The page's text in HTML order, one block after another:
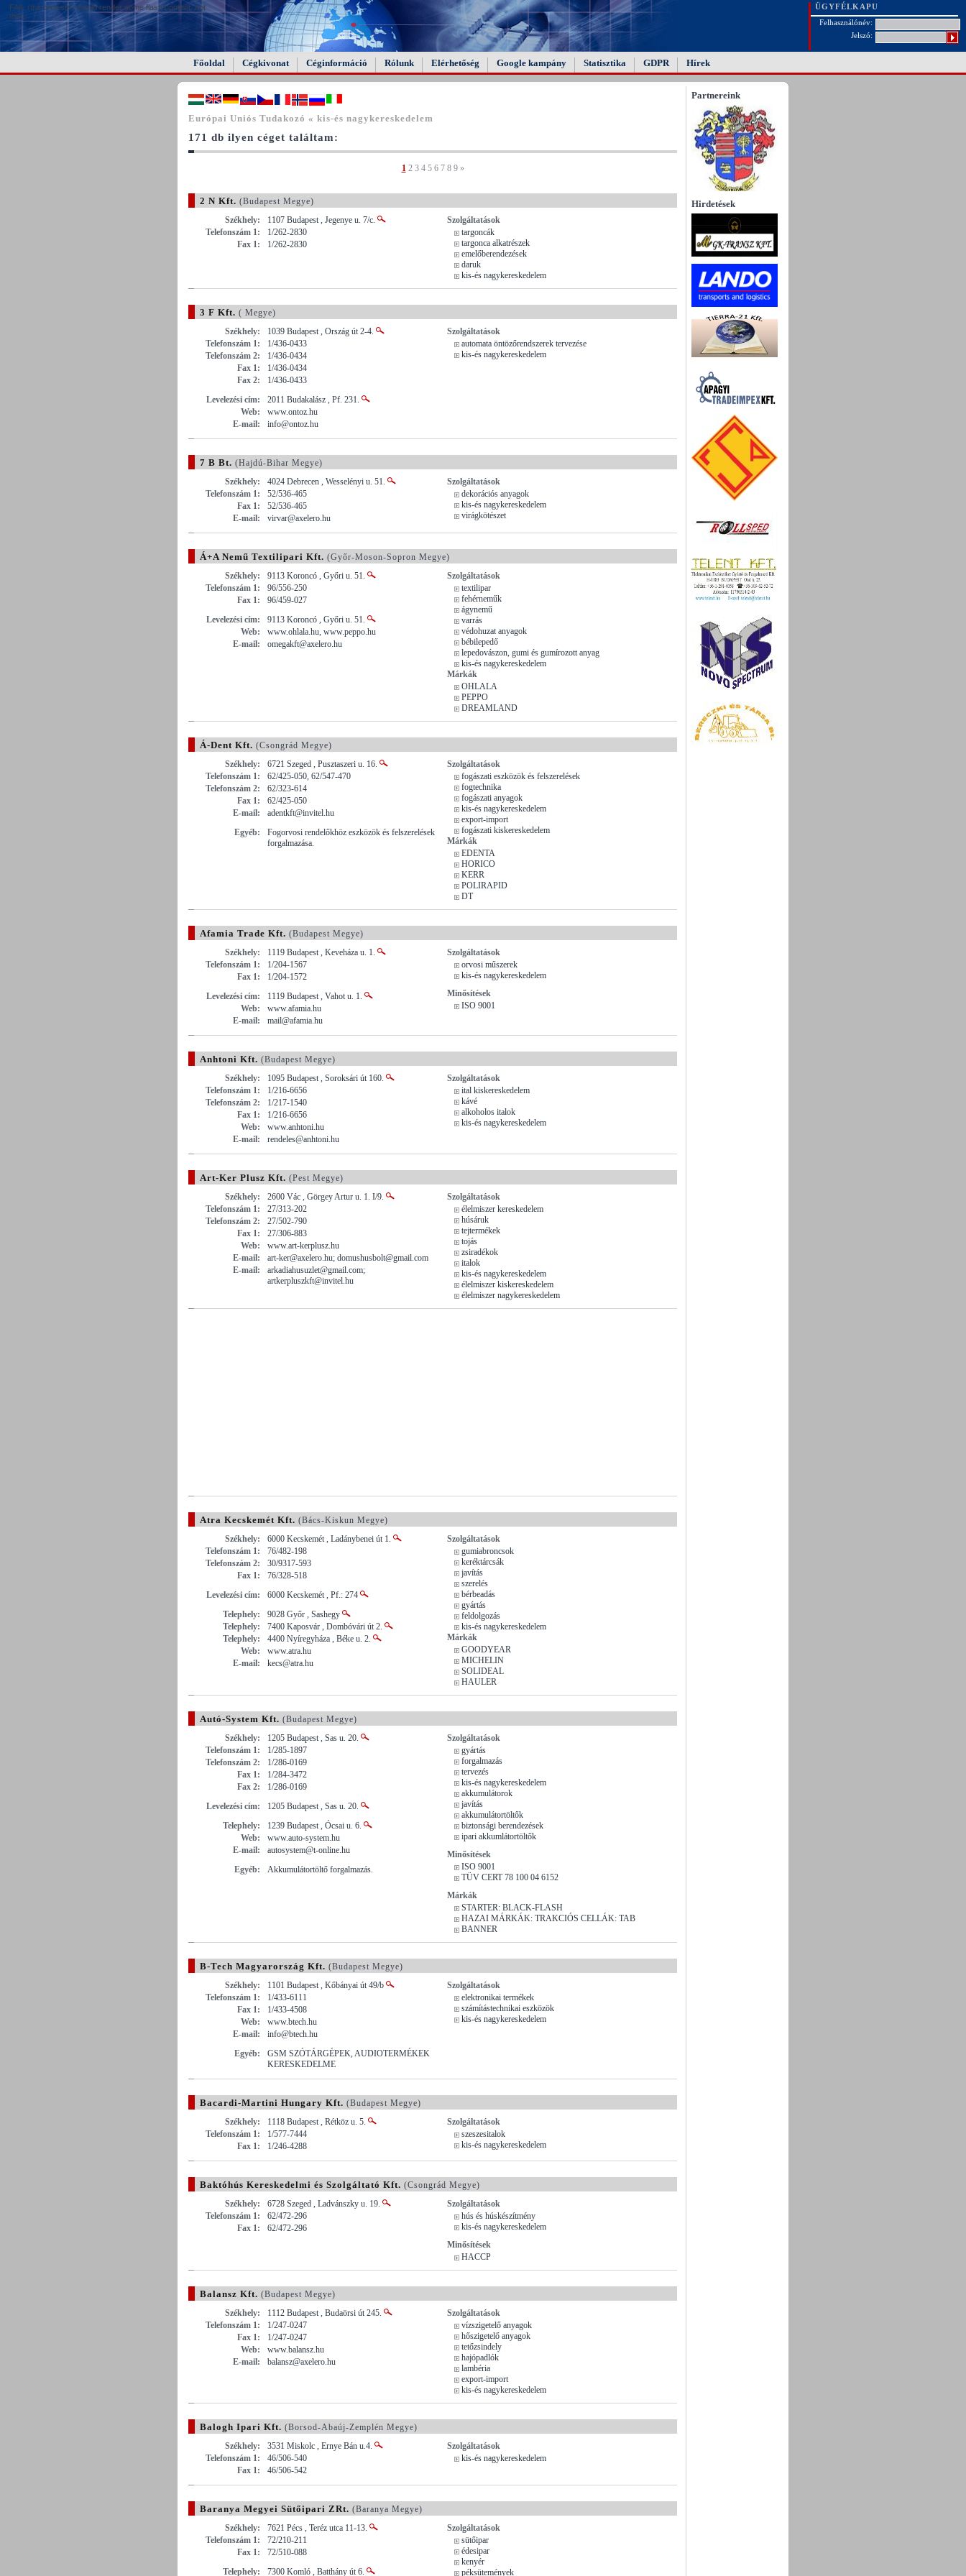
FAIL (the browser should render some flash content, not
this).
ÜGYFÉLKAPU
Felhasználónév:
Jelszó:
Főoldal Cégkivonat Céginformáció Rólunk Elérhetőség Google kampány Statisztika GDPR Hírek
Európai Uniós Tudakozó « kis-és nagykereskedelem
171 db ilyen céget találtam:
1 2 3 4 5 6 7 8 9 »
2 N Kft. (Budapest Megye)
Székhely:
1107 Budapest , Jegenye u. 7/c.
Telefonszám 1:
1/262-2830
Fax 1:
1/262-2830
Szolgáltatások
targoncák
targonca alkatrészek
emelőberendezések
daruk
kis-és nagykereskedelem
3 F Kft. ( Megye)
Székhely:
1039 Budapest , Ország út 2-4.
Telefonszám 1:
1/436-0433
Telefonszám 2:
1/436-0434
Fax 1:
1/436-0434
Fax 2:
1/436-0433
Levelezési cím:
2011 Budakalász , Pf. 231.
Web:
www.ontoz.hu
E-mail:
info@ontoz.hu
Szolgáltatások
automata öntözőrendszerek tervezése
kis-és nagykereskedelem
7 B Bt. (Hajdú-Bihar Megye)
Székhely:
4024 Debrecen , Wesselényi u. 51.
Telefonszám 1:
52/536-465
Fax 1:
52/536-465
E-mail:
virvar@axelero.hu
Szolgáltatások
dekorációs anyagok
kis-és nagykereskedelem
virágkötészet
Á+A Nemű Textilipari Kft. (Győr-Moson-Sopron Megye)
Székhely:
9113 Koroncó , Győri u. 51.
Telefonszám 1:
96/556-250
Fax 1:
96/459-027
Levelezési cím:
9113 Koroncó , Győri u. 51.
Web:
www.ohlala.hu, www.peppo.hu
E-mail:
omegakft@axelero.hu
Szolgáltatások
textilipar
fehérneműk
ágynemű
varrás
védohuzat anyagok
bébilepedő
lepedovászon, gumi és gumírozott anyag
kis-és nagykereskedelem
Márkák
OHLALA
PEPPO
DREAMLAND
Á-Dent Kft. (Csongrád Megye)
Székhely:
6721 Szeged , Pusztaszeri u. 16.
Telefonszám 1:
62/425-050, 62/547-470
Telefonszám 2:
62/323-614
Fax 1:
62/425-050
E-mail:
adentkft@invitel.hu
Egyéb:
Fogorvosi rendelőkhöz eszközök és felszerelések
forgalmazása.
Szolgáltatások
fogászati eszközök és felszerelések
fogtechnika
fogászati anyagok
kis-és nagykereskedelem
export-import
fogászati kiskereskedelem
Márkák
EDENTA
HORICO
KERR
POLIRAPID
DT
Afamia Trade Kft. (Budapest Megye)
Székhely:
1119 Budapest , Keveháza u. 1.
Telefonszám 1:
1/204-1567
Fax 1:
1/204-1572
Levelezési cím:
1119 Budapest , Vahot u. 1.
Web:
www.afamia.hu
E-mail:
mail@afamia.hu
Szolgáltatások
orvosi műszerek
kis-és nagykereskedelem
Minősítések
ISO 9001
Anhtoni Kft. (Budapest Megye)
Székhely:
1095 Budapest , Soroksári út 160.
Telefonszám 1:
1/216-6656
Telefonszám 2:
1/217-1540
Fax 1:
1/216-6656
Web:
www.anhtoni.hu
E-mail:
rendeles@anhtoni.hu
Szolgáltatások
ital kiskereskedelem
kávé
alkoholos italok
kis-és nagykereskedelem
Art-Ker Plusz Kft. (Pest Megye)
Székhely:
2600 Vác , Görgey Artur u. 1. I/9.
Telefonszám 1:
27/313-202
Telefonszám 2:
27/502-790
Fax 1:
27/306-883
Web:
www.art-kerplusz.hu
E-mail:
art-ker@axelero.hu; domushusbolt@gmail.com
E-mail:
arkadiahusuzlet@gmail.com;
artkerpluszkft@invitel.hu
Szolgáltatások
élelmiszer kereskedelem
húsáruk
tejtermékek
tojás
zsiradékok
italok
kis-és nagykereskedelem
élelmiszer kiskereskedelem
élelmiszer nagykereskedelem
Atra Kecskemét Kft. (Bács-Kiskun Megye)
Székhely:
6000 Kecskemét , Ladánybenei út 1.
Telefonszám 1:
76/482-198
Telefonszám 2:
30/9317-593
Fax 1:
76/328-518
Levelezési cím:
6000 Kecskemét , Pf.: 274
Telephely:
9028 Győr , Sashegy
Telephely:
7400 Kaposvár , Dombóvári út 2.
Telephely:
4400 Nyíregyháza , Béke u. 2.
Web:
www.atra.hu
E-mail:
kecs@atra.hu
Szolgáltatások
gumiabroncsok
keréktárcsák
javítás
szerelés
bérbeadás
gyártás
feldolgozás
kis-és nagykereskedelem
Márkák
GOODYEAR
MICHELIN
SOLIDEAL
HAULER
Autó-System Kft. (Budapest Megye)
Székhely:
1205 Budapest , Sas u. 20.
Telefonszám 1:
1/285-1897
Telefonszám 2:
1/286-0169
Fax 1:
1/284-3472
Fax 2:
1/286-0169
Levelezési cím:
1205 Budapest , Sas u. 20.
Telephely:
1239 Budapest , Ócsai u. 6.
Web:
www.auto-system.hu
E-mail:
autosystem@t-online.hu
Egyéb:
Akkumulátortöltő forgalmazás.
Szolgáltatások
gyártás
forgalmazás
tervezés
kis-és nagykereskedelem
akkumulátorok
javítás
akkumulátortöltők
biztonsági berendezések
ipari akkumlátortöltők
Minősítések
ISO 9001
TÜV CERT 78 100 04 6152
Márkák
STARTER: BLACK-FLASH
HAZAI MÁRKÁK: TRAKCIÓS CELLÁK: TAB
BANNER
B-Tech Magyarország Kft. (Budapest Megye)
Székhely:
1101 Budapest , Kőbányai út 49/b
Telefonszám 1:
1/433-6111
Fax 1:
1/433-4508
Web:
www.btech.hu
E-mail:
info@btech.hu
Egyéb:
GSM SZÓTÁRGÉPEK, AUDIOTERMÉKEK
KERESKEDELME
Szolgáltatások
elektronikai termékek
számítástechnikai eszközök
kis-és nagykereskedelem
Bacardi-Martini Hungary Kft. (Budapest Megye)
Székhely:
1118 Budapest , Rétköz u. 5.
Telefonszám 1:
1/577-7444
Fax 1:
1/246-4288
Szolgáltatások
szeszesitalok
kis-és nagykereskedelem
Baktóhús Kereskedelmi és Szolgáltató Kft. (Csongrád Megye)
Székhely:
6728 Szeged , Ladvánszky u. 19.
Telefonszám 1:
62/472-296
Fax 1:
62/472-296
Szolgáltatások
hús és húskészítmény
kis-és nagykereskedelem
Minősítések
HACCP
Balansz Kft. (Budapest Megye)
Székhely:
1112 Budapest , Budaörsi út 245.
Telefonszám 1:
1/247-0247
Fax 1:
1/247-0247
Web:
www.balansz.hu
E-mail:
balansz@axelero.hu
Szolgáltatások
vízszigetelő anyagok
hőszigetelő anyagok
tetőzsindely
hajópadlók
lambéria
export-import
kis-és nagykereskedelem
Balogh Ipari Kft. (Borsod-Abaúj-Zemplén Megye)
Székhely:
3531 Miskolc , Ernye Bán u.4.
Telefonszám 1:
46/506-540
Fax 1:
46/506-542
Szolgáltatások
kis-és nagykereskedelem
Baranya Megyei Sütőipari ZRt. (Baranya Megye)
Székhely:
7621 Pécs , Teréz utca 11-13.
Telefonszám 1:
72/210-211
Fax 1:
72/510-088
Telephely:
7300 Komló , Batthány út 6.
Szolgáltatások
sütőipar
édesipar
kenyér
péksütemények
Partnereink
Hirdetések